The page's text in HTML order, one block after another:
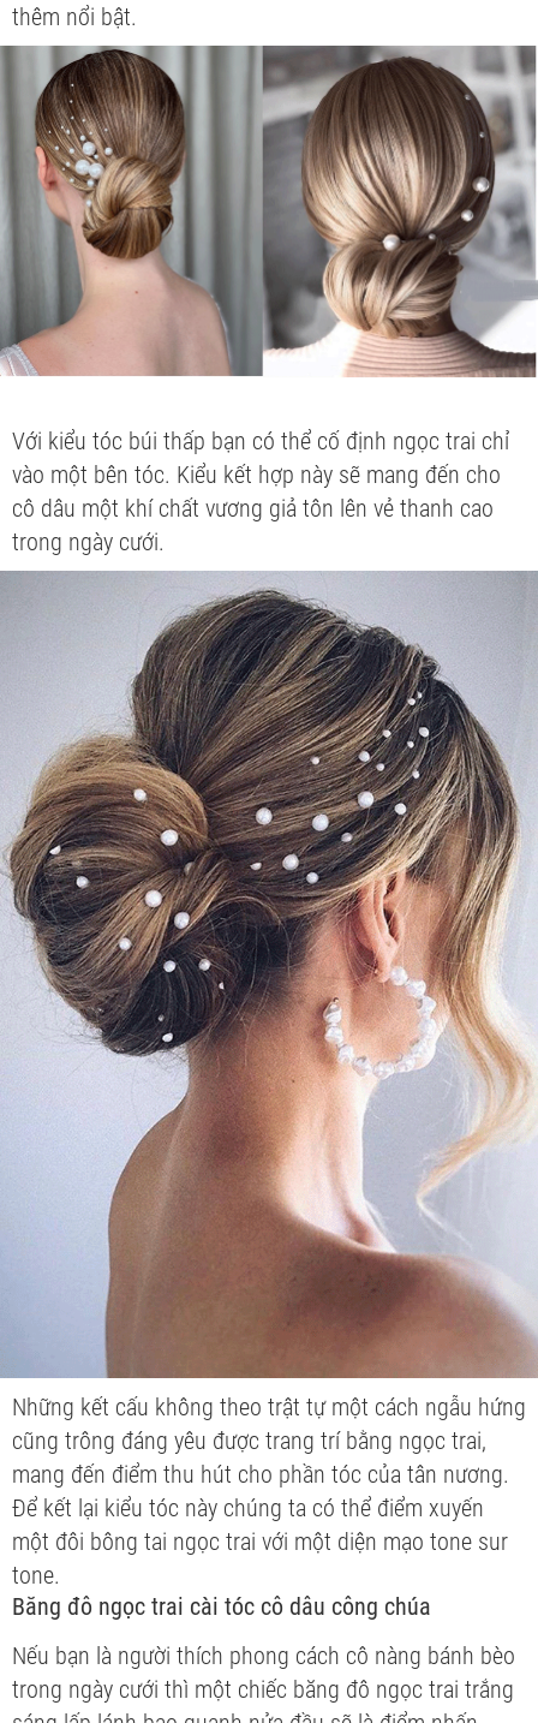
thêm nổi bật.
Với kiểu tóc búi thấp bạn có thể cố định ngọc trai chỉ
vào một bên tóc. Kiểu kết hợp này sẽ mang đến cho
cô dâu một khí chất vương giả tôn lên vẻ thanh cao
trong ngày cưới.
Những kết cấu không theo trật tự một cách ngẫu hứng
cũng trông đáng yêu được trang trí bằng ngọc trai,
mang đến điểm thu hút cho phần tóc của tân nương.
Để kết lại kiểu tóc này chúng ta có thể điểm xuyến
một đôi bông tai ngọc trai với một diện mạo tone sur
tone.
Băng đô ngọc trai cài tóc cô dâu công chúa
Nếu bạn là người thích phong cách cô nàng bánh bèo
trong ngày cưới thì một chiếc băng đô ngọc trai trắng